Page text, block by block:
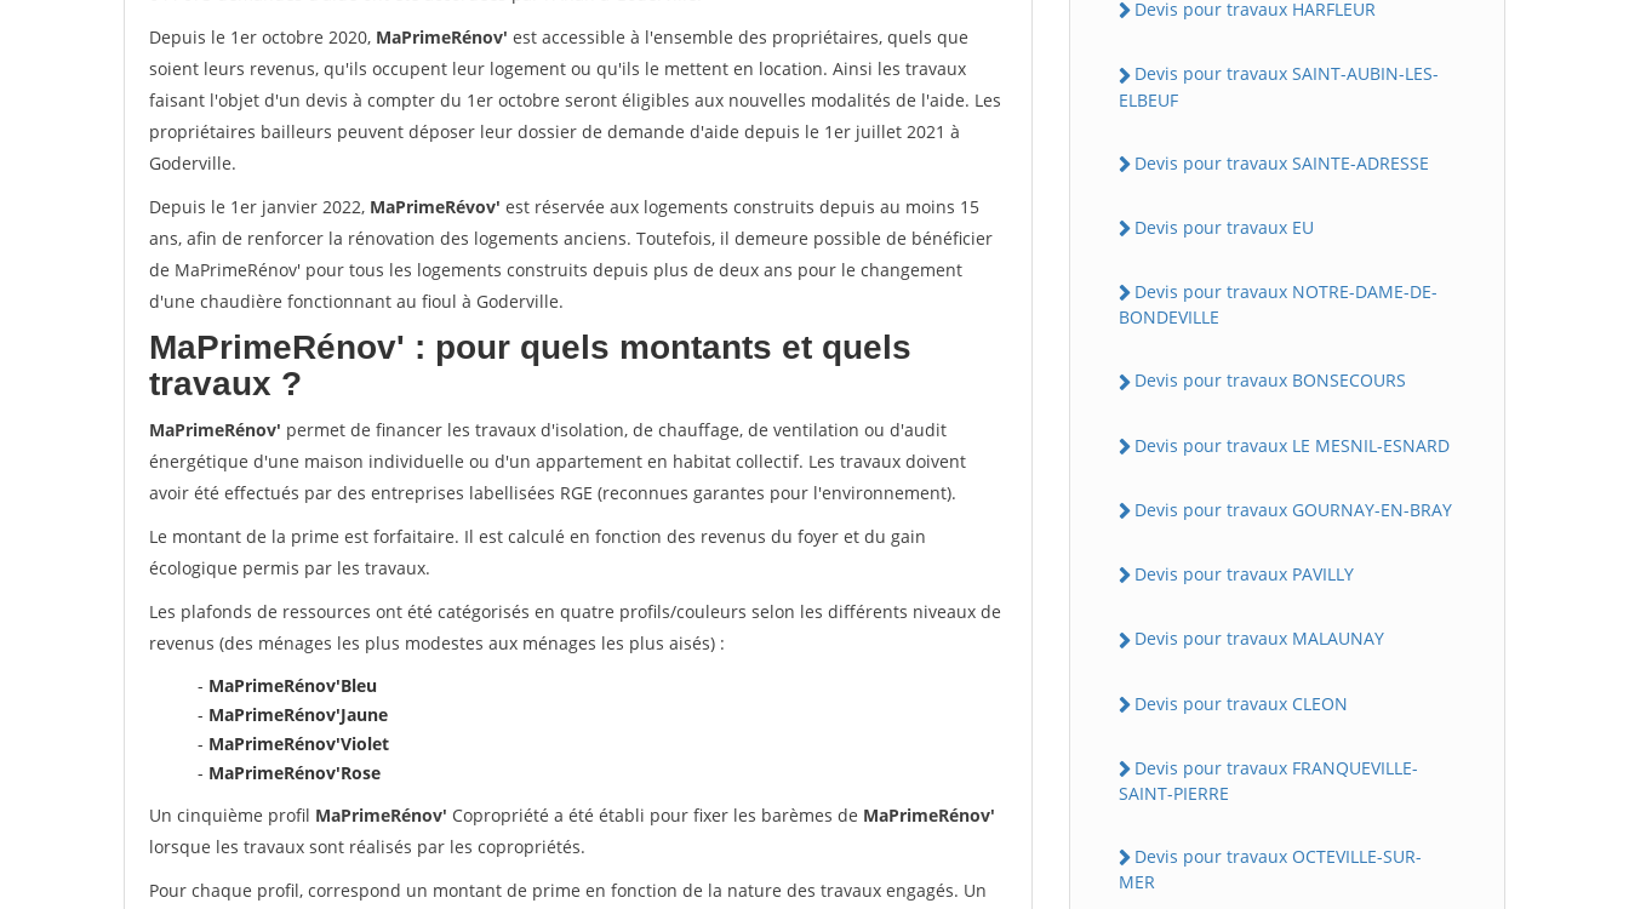
Depuis le 1er octobre 2020, MaPrimeRénov' est accessible à l'ensemble des propriétaires, quels que
soient leurs revenus, qu'ils occupent leur logement ou qu'ils le mettent en location. Ainsi les travaux
faisant l'objet d'un devis à compter du 1er octobre seront éligibles aux nouvelles modalités de l'aide. Les
propriétaires bailleurs peuvent déposer leur dossier de demande d'aide depuis le 1er juillet 2021 à
Goderville.
Depuis le 1er janvier 2022, MaPrimeRévov' est réservée aux logements construits depuis au moins 15
ans, afin de renforcer la rénovation des logements anciens. Toutefois, il demeure possible de bénéficier
de MaPrimeRénov' pour tous les logements construits depuis plus de deux ans pour le changement
d'une chaudière fonctionnant au fioul à Goderville.
MaPrimeRénov' : pour quels montants et quels
travaux ?
MaPrimeRénov' permet de financer les travaux d'isolation, de chauffage, de ventilation ou d'audit
énergétique d'une maison individuelle ou d'un appartement en habitat collectif. Les travaux doivent
avoir été effectués par des entreprises labellisées RGE (reconnues garantes pour l'environnement).
Le montant de la prime est forfaitaire. Il est calculé en fonction des revenus du foyer et du gain
écologique permis par les travaux.
Les plafonds de ressources ont été catégorisés en quatre profils/couleurs selon les différents niveaux de
revenus (des ménages les plus modestes aux ménages les plus aisés) :
- MaPrimeRénov'Bleu
- MaPrimeRénov'Jaune
- MaPrimeRénov'Violet
- MaPrimeRénov'Rose
Un cinquième profil MaPrimeRénov' Copropriété a été établi pour fixer les barèmes de MaPrimeRénov'
lorsque les travaux sont réalisés par les copropriétés.
Pour chaque profil, correspond un montant de prime en fonction de la nature des travaux engagés. Un
Devis pour travaux HARFLEUR
Devis pour travaux SAINT-AUBIN-LES-
ELBEUF
Devis pour travaux SAINTE-ADRESSE
Devis pour travaux EU
Devis pour travaux NOTRE-DAME-DE-
BONDEVILLE
Devis pour travaux BONSECOURS
Devis pour travaux LE MESNIL-ESNARD
Devis pour travaux GOURNAY-EN-BRAY
Devis pour travaux PAVILLY
Devis pour travaux MALAUNAY
Devis pour travaux CLEON
Devis pour travaux FRANQUEVILLE-
SAINT-PIERRE
Devis pour travaux OCTEVILLE-SUR-
MER